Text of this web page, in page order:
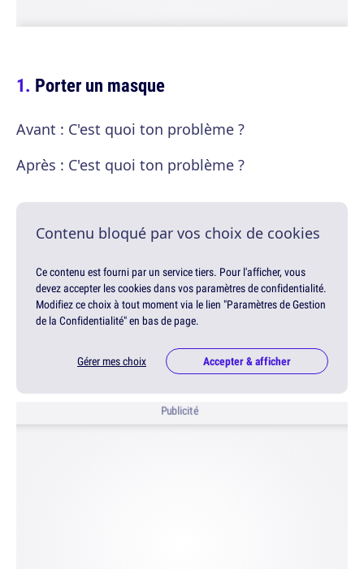
Porter un masque
Avant : C'est quoi ton problème ?
Après : C'est quoi ton problème ?
Contenu bloqué par vos choix de cookies
Ce contenu est fourni par un service tiers. Pour l'afficher, vous
devez accepter les cookies dans vos paramètres de confidentialité.
Modifiez ce choix à tout moment via le lien "Paramètres de Gestion
de la Confidentialité" en bas de page.
Gérer mes choix Accepter & afficher
Publicité